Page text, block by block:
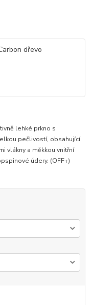
lehké prkno s
pečlivostí, obsahující
vlákny a měkkou vnitřní
údery. (OFF+)